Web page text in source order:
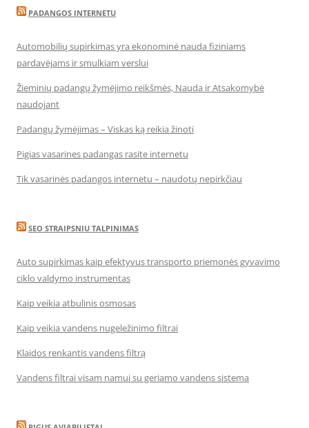
PADANGOS INTERNETU
Automobilių supirkimas yra ekonominė nauda fiziniams
pardavėjams ir smulkiam verslui
Žieminių padangų žymėjimo reikšmės, Nauda ir Atsakomybė
naudojant
Padangų žymėjimas – Viskas ką reikia žinoti
Pigias vasarines padangas rasite internetu
Tik vasarinės padangos internetu – naudotų nepirkčiau
SEO STRAIPSNIU TALPINIMAS
Auto supirkimas kaip efektyvus transporto priemonės gyvavimo
ciklo valdymo instrumentas
Kaip veikia atbulinis osmosas
Kaip veikia vandens nugeležinimo filtrai
Klaidos renkantis vandens filtrą
Vandens filtrai visam namui su geriamo vandens sistema